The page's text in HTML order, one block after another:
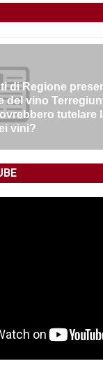
di Regione
del vino
tutelare
vini?